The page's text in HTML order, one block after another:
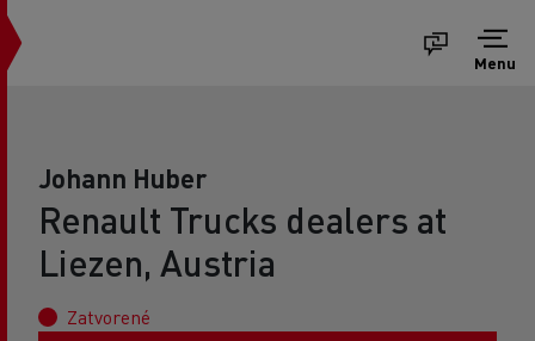
Menu
Johann Huber
Renault Trucks dealers at
Liezen, Austria
Zatvorené